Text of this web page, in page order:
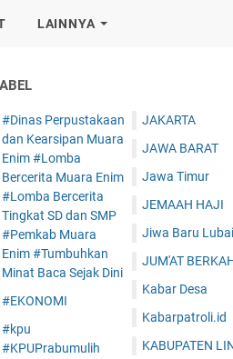
LAINNYA
#Dinas Perpustakaan
dan Kearsipan Muara
Enim #Lomba
Bercerita Muara Enim
#Lomba Bercerita
Tingkat SD dan SMP
#Pemkab Muara
Enim #Tumbuhkan
Minat Baca Sejak Dini
#EKONOMI
#kpu
#KPUPrabumulih
JAKARTA
JAWA BARAT
Jawa Timur
JEMAAH HAJI
Jiwa Baru Lubai
JUM'AT
Kabar Desa
Kabarpatroli.id
KABUPATEN